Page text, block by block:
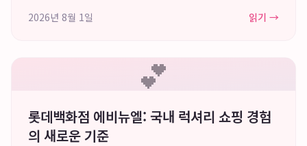
서울스카이 등과의 연계를 통해 쇼...
2026년 8월 1일 읽기 →
💕
롯데백화점 에비뉴엘: 국내 럭셔리 쇼핑 경험
의 새로운 기준